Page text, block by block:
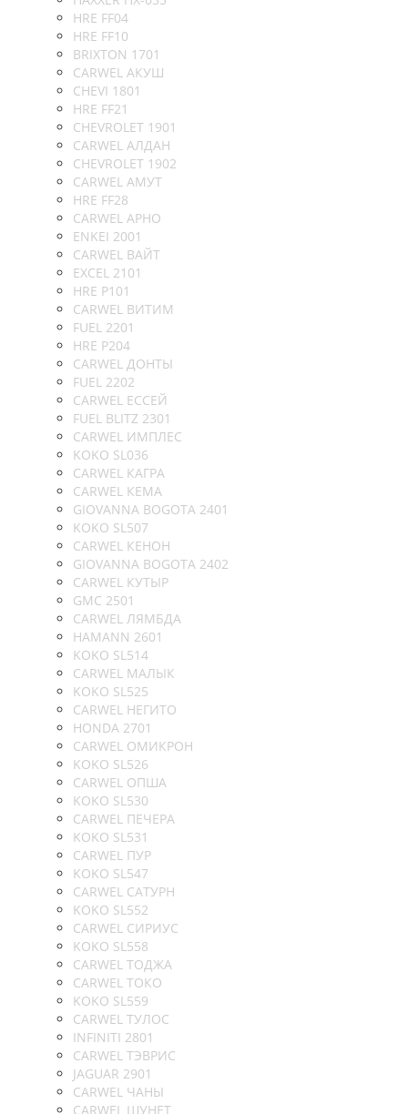
HRE FF04
HRE FF10
BRIXTON 1701
CARWEL АКУШ
CHEVI 1801
HRE FF21
CHEVROLET 1901
CARWEL АЛДАН
CHEVROLET 1902
CARWEL АМУТ
HRE FF28
CARWEL АРНО
ENKEI 2001
CARWEL ВАЙТ
EXCEL 2101
HRE P101
CARWEL ВИТИМ
FUEL 2201
HRE P204
CARWEL ДОНТЫ
FUEL 2202
CARWEL ЕССЕЙ
FUEL BLITZ 2301
CARWEL ИМПЛЕС
KOKO SL036
CARWEL КАГРА
CARWEL КЕМА
GIOVANNA BOGOTA 2401
KOKO SL507
CARWEL КЕНОН
GIOVANNA BOGOTA 2402
CARWEL КУТЫР
GMC 2501
CARWEL ЛЯМБДА
HAMANN 2601
KOKO SL514
CARWEL МАЛЫК
KOKO SL525
CARWEL НЕГИТО
HONDA 2701
CARWEL ОМИКРОН
KOKO SL526
CARWEL ОПША
KOKO SL530
CARWEL ПЕЧЕРА
KOKO SL531
CARWEL ПУР
KOKO SL547
CARWEL САТУРН
KOKO SL552
CARWEL СИРИУС
KOKO SL558
CARWEL ТОДЖА
CARWEL ТОКО
KOKO SL559
CARWEL ТУЛОС
INFINITI 2801
CARWEL ТЭВРИС
JAGUAR 2901
CARWEL ЧАНЫ
CARWEL ШУНЕТ